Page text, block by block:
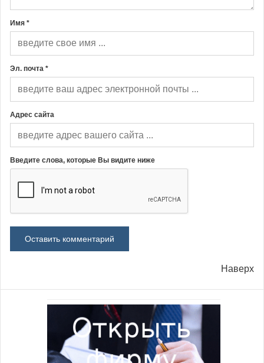
Имя *
Эл. почта *
Адрес сайта
Введите слова, которые Вы видите ниже
Наверх